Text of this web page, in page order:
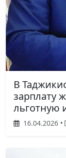
В
зарплату
льготную
16.04.2026 •